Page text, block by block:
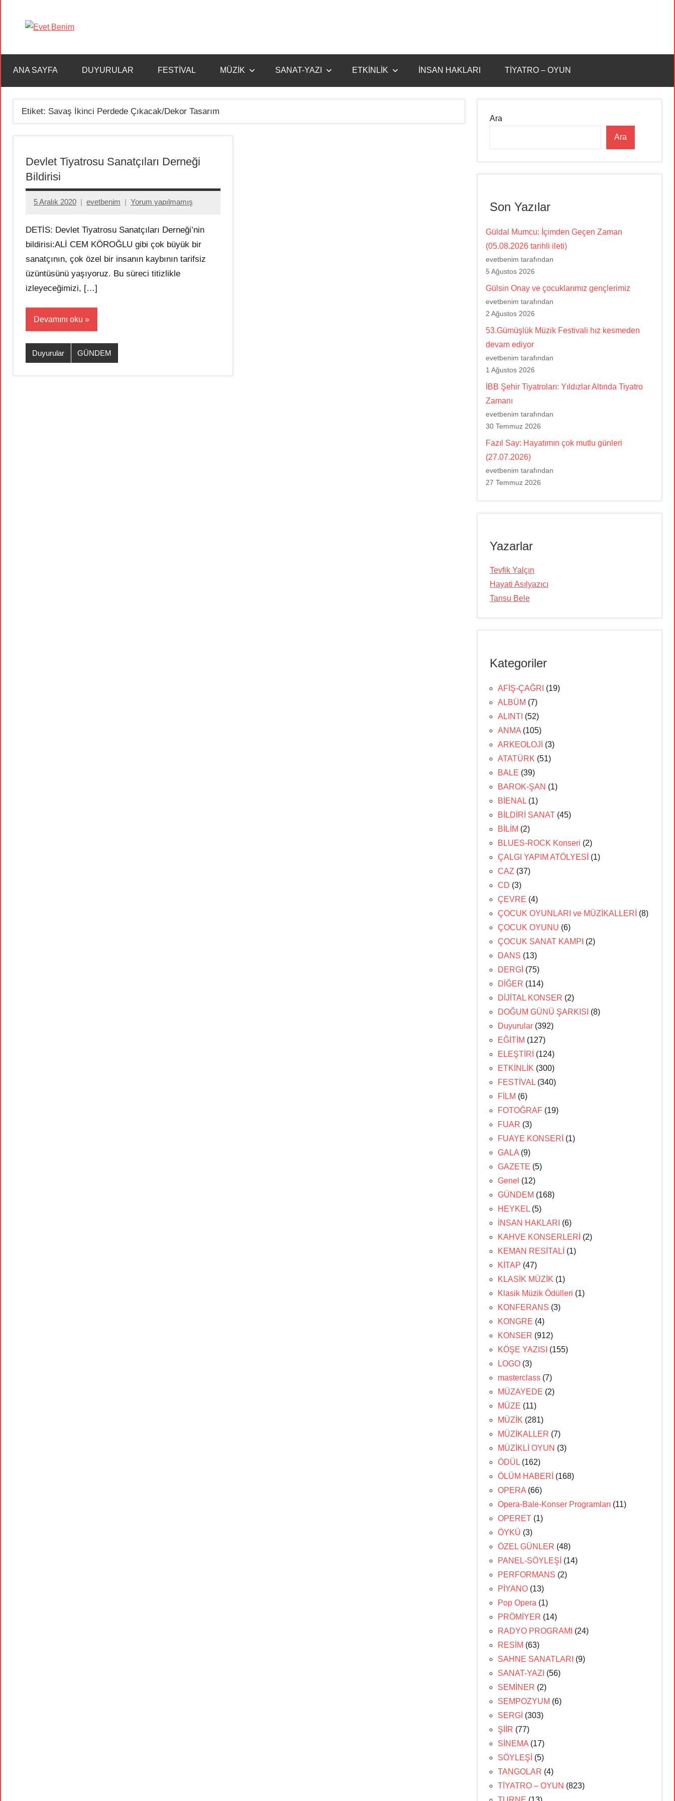
Benim
ANA SAYFA DUYURULAR FESTİVAL MÜZİK SANAT-YAZI ETKİNLİK İNSAN HAKLARI TİYATRO – OYUN
Etiket: Savaş İkinci Perdede Çıkacak/Dekor Tasarım
Devlet Tiyatrosu Sanatçıları Derneği
Bildirisi
5 Aralık 2020 evetbenim Yorum yapılmamış
DETİS: Devlet Tiyatrosu Sanatçıları Derneği’nin
bildirisi:ALİ CEM KÖROĞLU gibi çok büyük bir
sanatçının, çok özel bir insanın kaybının tarifsiz
üzüntüsünü yaşıyoruz. Bu süreci titizlikle
izleyeceğimizi, […]
Devamını oku
Duyurular GÜNDEM
Ara
Ara
Son Yazılar
Güldal Mumcu: İçimden Geçen Zaman
(05.08.2026 tarihli ileti)
evetbenim tarafından
5 Ağustos 2026
Gülsin Onay ve çocuklarımız gençlerimiz
evetbenim tarafından
2 Ağustos 2026
53.Gümüşlük Müzik Festivali hız kesmeden
devam ediyor
evetbenim tarafından
1 Ağustos 2026
İBB Şehir Tiyatroları: Yıldızlar Altında Tiyatro
Zamanı
evetbenim tarafından
30 Temmuz 2026
Fazıl Say: Hayatımın çok mutlu günleri
(27.07.2026)
evetbenim tarafından
27 Temmuz 2026
Yazarlar
Tevfik Yalçın
Hayati Asılyazıcı
Tansu Bele
Kategoriler
AFİŞ-ÇAĞRI (19)
ALBÜM (7)
ALINTI (52)
ANMA (105)
ARKEOLOJİ (3)
ATATÜRK (51)
BALE (39)
BAROK-ŞAN (1)
BİENAL (1)
BİLDİRİ SANAT (45)
BİLİM (2)
BLUES-ROCK Konseri (2)
ÇALGI YAPIM ATÖLYESİ (1)
CAZ (37)
CD (3)
ÇEVRE (4)
ÇOCUK OYUNLARI ve MÜZİKALLERİ (8)
ÇOCUK OYUNU (6)
ÇOCUK SANAT KAMPI (2)
DANS (13)
DERGİ (75)
DİĞER (114)
DİJİTAL KONSER (2)
DOĞUM GÜNÜ ŞARKISI (8)
Duyurular (392)
EĞİTİM (127)
ELEŞTİRİ (124)
ETKİNLİK (300)
FESTİVAL (340)
FİLM (6)
FOTOĞRAF (19)
FUAR (3)
FUAYE KONSERİ (1)
GALA (9)
GAZETE (5)
Genel (12)
GÜNDEM (168)
HEYKEL (5)
İNSAN HAKLARI (6)
KAHVE KONSERLERİ (2)
KEMAN RESİTALİ (1)
KİTAP (47)
KLASİK MÜZİK (1)
Klasik Müzik Ödülleri (1)
KONFERANS (3)
KONGRE (4)
KONSER (912)
KÖŞE YAZISI (155)
LOGO (3)
masterclass (7)
MÜZAYEDE (2)
MÜZE (11)
MÜZİK (281)
MÜZİKALLER (7)
MÜZİKLİ OYUN (3)
ÖDÜL (162)
ÖLÜM HABERİ (168)
OPERA (66)
Opera-Bale-Konser Programları (11)
OPERET (1)
ÖYKÜ (3)
ÖZEL GÜNLER (48)
PANEL-SÖYLEŞİ (14)
PERFORMANS (2)
PİYANO (13)
Pop Opera (1)
PRÖMİYER (14)
RADYO PROGRAMI
(24)
RESİM (63)
SAHNE SANATLARI (9)
SANAT-YAZI (56)
SEMİNER (2)
SEMPOZYUM (6)
SERGİ (303)
ŞİİR (77)
SİNEMA (17)
SÖYLEŞİ (5)
TANGOLAR (4)
TİYATRO – OYUN (823)